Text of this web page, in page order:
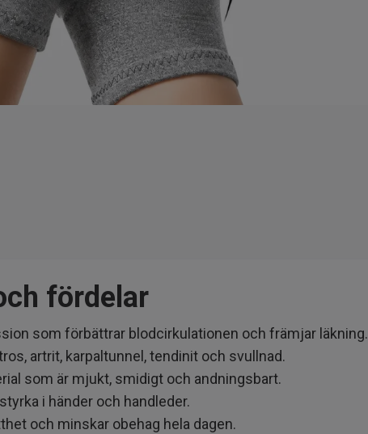
fördelar
som förbättrar blodcirkulationen och främjar läkning.
artrit, karpaltunnel, tendinit och svullnad.
som är mjukt, smidigt och andningsbart.
i händer och handleder.
och minskar obehag hela dagen.